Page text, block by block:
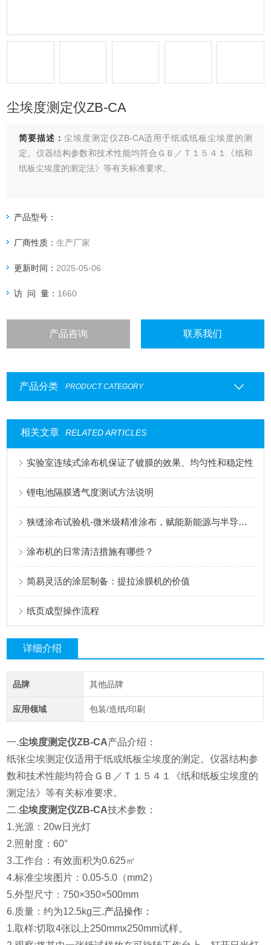
尘埃度测定仪ZB-CA
简要描述： 尘埃度测定仪ZB-CA适用于纸或纸板尘埃度的测
定。仪器结构参数和技术性能均符合ＧＢ／Ｔ１５４１《纸和
纸板尘埃度的测定法》等有关标准要求。
产品型号：
厂商性质：生产厂家
更新时间： 2025-05-06
访 问 量： 1660
产品咨询 联系我们
产品分类 PRODUCT CATEGORY
相关文章 RELATED ARTICLES
实验室连续式涂布机保证了镀膜的效果、均匀性和稳定性
锂电池隔膜透气度测试方法说明
狭缝涂布试验机-微米级精准涂布，赋能新能源与半导体科研创新
涂布机的日常清洁措施有哪些？
简易灵活的涂层制备：提拉涂膜机的价值
纸页成型操作流程
详细介绍
品牌 其他品牌
应用领域 包装/造纸/印刷
一.尘埃度测定仪ZB-CA产品介绍：
纸张尘埃测定仪适用于纸或纸板尘埃度的测定。仪器结构参
数和技术性能均符合ＧＢ／Ｔ１５４１《纸和纸板尘埃度的
测定法》等有关标准要求。
二.尘埃度测定仪ZB-CA技术参数：
1.光源：20w日光灯
2.照射度：60°
3.工作台：有效面积为0.625㎡
4.标准尘埃图片：0.05-5.0（mm2）
5.外型尺寸：750×350×500mm
6.质量：约为12.5kg三.产品操作：
1.取样:切取4张以上250mmx250mm试样。